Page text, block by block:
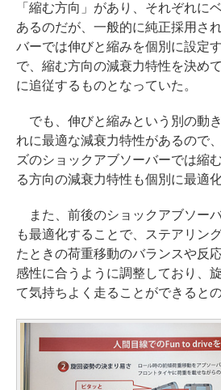
「縮む方向」があり、それぞれに
あるのだが、一般的に純正採用さ
バーでは伸びと縮みを個別に設定
で、縮む方向の減衰力特性を決め
に追従するものとなっていた。
でも、伸びと縮みという別の動
れに最適な減衰力特性があるので
ズのショックアブソーバーでは縮
る方向の減衰力特性も個別に最適
また、前後のショックアブソー
も最適化することで、ステアリン
たときの荷重移動のバランスや反
感性に合うように調整しており、
て気持ちよく走ることができるとの